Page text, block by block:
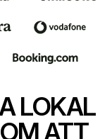
LOKAL
ATT